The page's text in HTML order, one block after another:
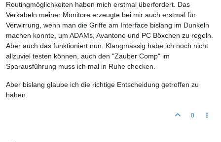
Routingmöglichkeiten haben mich erstmal überfordert. Das
Verkabeln meiner Monitore erzeugte bei mir auch erstmal für
Verwirrung, wenn man die Griffe am Interface bislang im Dunkeln
machen konnte, um ADAMs, Avantone und PC Böxchen zu regeln.
Aber auch das funktioniert nun. Klangmässig habe ich noch nicht
allzuviel testen können, auch den "Zauber Comp" im
Sparausführung muss ich mal in Ruhe checken.
Aber bislang glaube ich die richtige Entscheidung getroffen zu
haben.
0